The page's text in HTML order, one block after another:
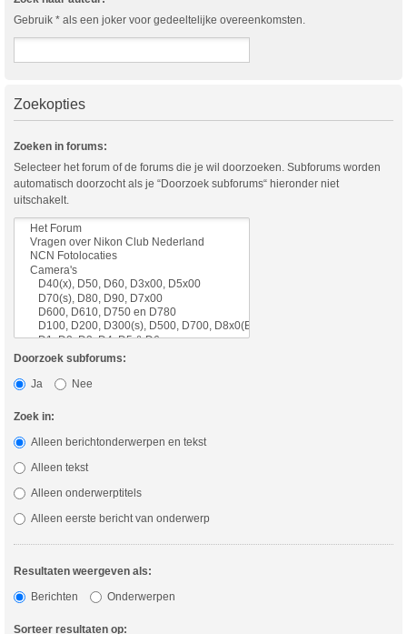
Gebruik * als een joker voor gedeeltelijke overeenkomsten.
Zoekopties
Zoeken in forums:
Selecteer het forum of de forums die je wil doorzoeken. Subforums worden
automatisch doorzocht als je “Doorzoek subforums“ hieronder niet
uitschakelt.
Doorzoek subforums:
Ja
Nee
Zoek in:
Alleen berichtonderwerpen en tekst
Alleen tekst
Alleen onderwerptitels
Alleen eerste bericht van onderwerp
Resultaten weergeven als:
Berichten
Onderwerpen
Sorteer resultaten op: